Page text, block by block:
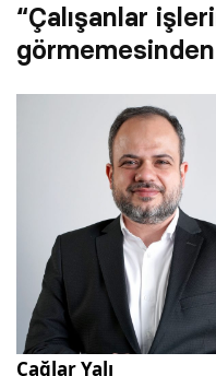
“Çalışanlar
Çağlar Yalı